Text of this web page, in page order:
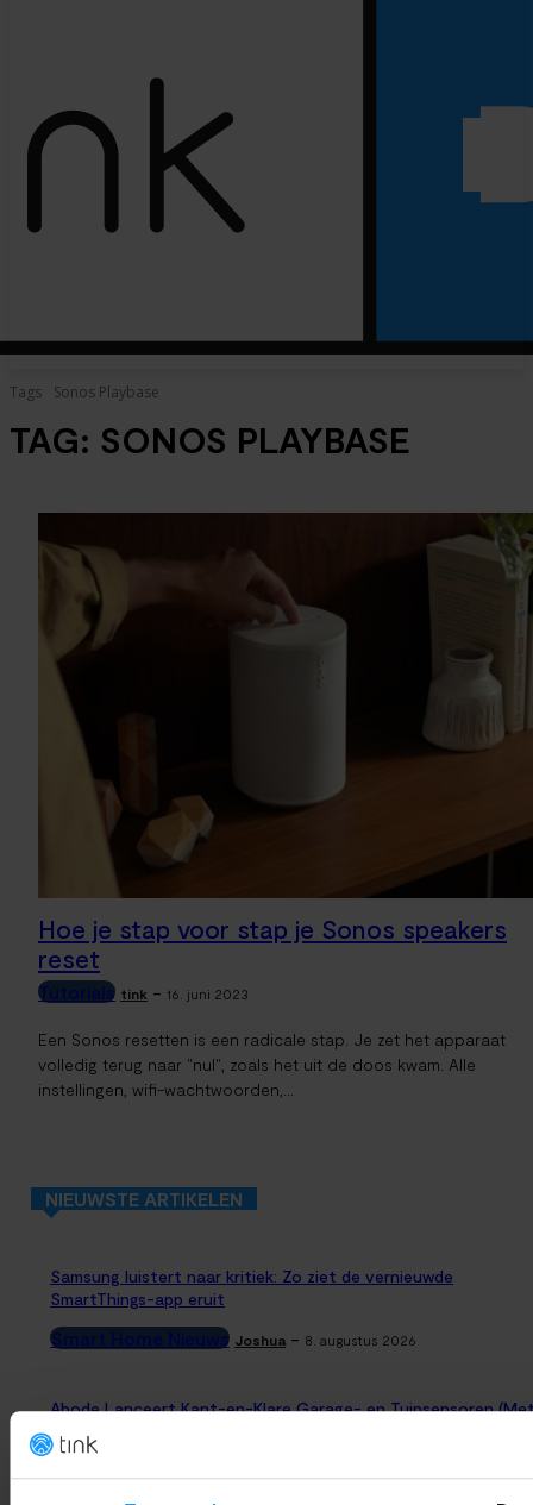
Tags Sonos Playbase
TAG: SONOS PLAYBASE
Hoe je stap voor stap je Sonos speakers
reset
Tutorials tink - 16. juni 2023
Een Sonos resetten is een radicale stap. Je zet het apparaat
volledig terug naar "nul", zoals het uit de doos kwam. Alle
instellingen, wifi-wachtwoorden,...
NIEUWSTE ARTIKELEN
Samsung luistert naar kritiek: Zo ziet de vernieuwde
SmartThings-app eruit
Smart Home Nieuws Joshua - 8. augustus 2026
Abode Lanceert Kant-en-Klare Garage- en Tuinsensoren